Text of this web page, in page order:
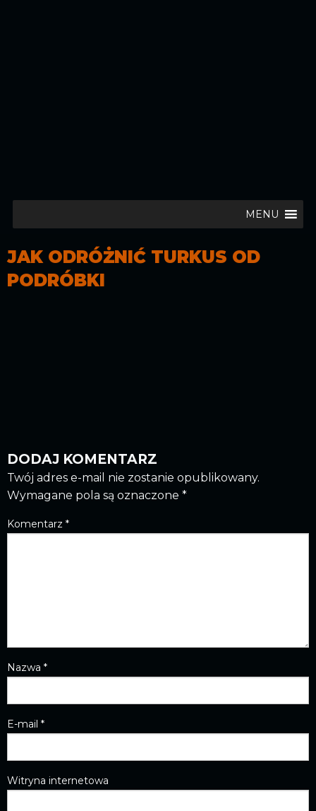
MENU
JAK ODRÓŻNIĆ TURKUS OD
PODRÓBKI
DODAJ KOMENTARZ
Twój adres e-mail nie zostanie opublikowany.
Wymagane pola są oznaczone *
Komentarz *
Nazwa *
E-mail *
Witryna internetowa